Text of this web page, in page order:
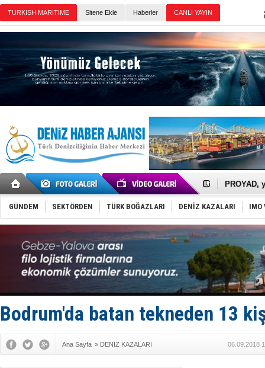
Sitene Ekle Haberler
İTU AUV,
PROYAD,
Türkiye-
Türk
Deniz
DÖDER,
Fairline,
Baltık
Runit
Limana
Türk
Hüseyin
Med
GÜNDEM SEKTÖRDEN TÜRK BOĞAZLARI DENİZ KAZALARI IMO
Bodrum'da batan tekneden 13
Ana Sayfa » DENİZ KAZALARI 06.09.2018